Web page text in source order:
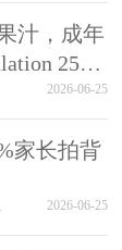
汁，成年
25年
2026-06-25
家长拍背
院 2026-06-25